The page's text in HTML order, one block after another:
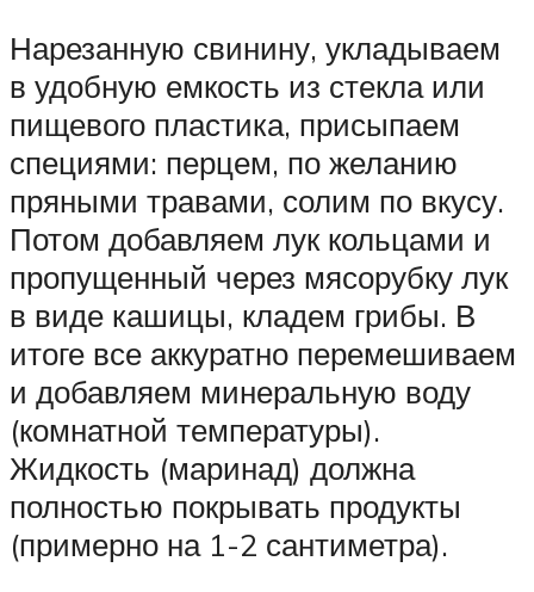
Нарезанную свинину, укладываем
в удобную емкость из стекла или
пищевого пластика, присыпаем
специями: перцем, по желанию
пряными травами, солим по вкусу.
Потом добавляем лук кольцами и
пропущенный через мясорубку лук
в виде кашицы, кладем грибы. В
итоге все аккуратно перемешиваем
и добавляем минеральную воду
(комнатной температуры).
Жидкость (маринад) должна
полностью покрывать продукты
(примерно на 1-2 сантиметра).